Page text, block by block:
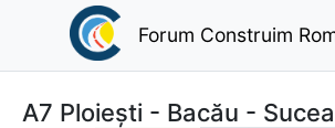
Forum Construim
A7 Ploiești - Bacău -